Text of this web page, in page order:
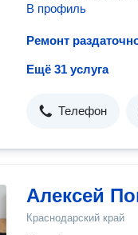
В профиль
Ремонт
Ещё 31 услуга
Телефон
Алексей
Краснодарский край